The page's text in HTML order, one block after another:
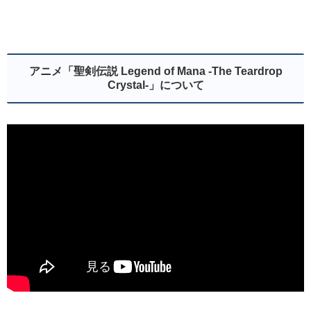
アニメ「聖剣伝説 Legend of Mana -The Teardrop
Crystal-」について